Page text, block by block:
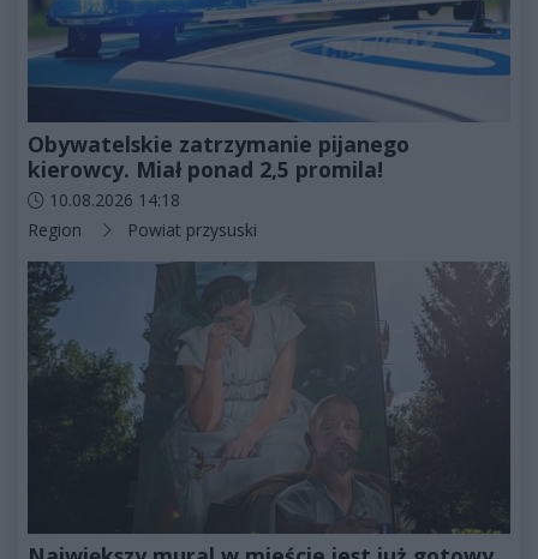
Obywatelskie zatrzymanie pijanego
kierowcy. Miał ponad 2,5 promila!
Data dodania artykułu:
10.08.2026 14:18
Kategorie artykułu:
Region Powiat przysuski